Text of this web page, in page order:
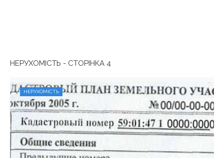
НЕРУХОМІСТЬ - СТОРІНКА 4
НЕРУХОМІСТЬ